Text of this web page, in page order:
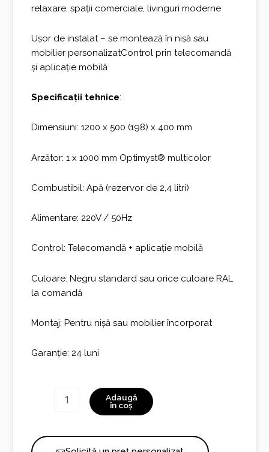
relaxare, spații comerciale, livinguri moderne
Ușor de instalat – se montează în nișă sau
mobilier personalizatControl prin telecomandă
și aplicație mobilă
Specificații tehnice:
Dimensiuni: 1200 x 500 (198) x 400 mm
Arzător: 1 x 1000 mm Optimyst® multicolor
Combustibil: Apă (rezervor de 2,4 litri)
Alimentare: 220V / 50Hz
Control: Telecomandă + aplicație mobilă
Culoare: Negru standard sau orice culoare RAL
la comandă
Montaj: Pentru nișă sau mobilier încorporat
Garanție: 24 luni
Adaugă
în coș